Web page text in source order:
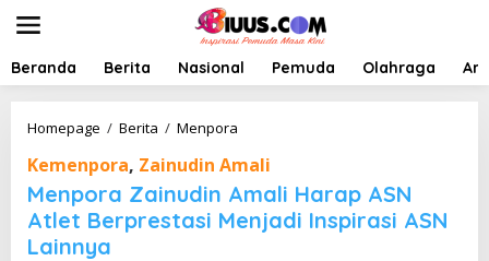
t
Beranda Berita Nasional Pemuda Olahraga
Homepage / Berita / Menpora
n
p
o
r
Kemenpora, Zainudin Amali
Menpora Zainudin Amali Harap ASN
Atlet Berprestasi Menjadi Inspirasi ASN
Lainnya